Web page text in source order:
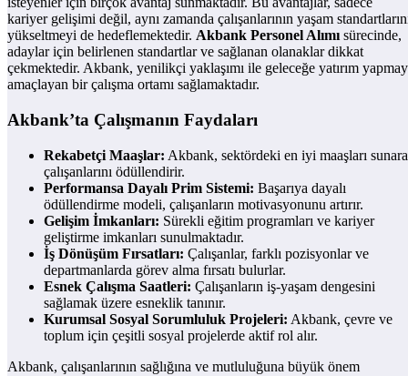
kariyer gelişimi değil, aynı zamanda çalışanlarının yaşam
yükseltmeyi de hedeflemektedir. Akbank Personel Alımı sürecinde,
adaylar için belirlenen standartlar ve sağlanan olanaklar dikkat
çekmektedir. Akbank, yenilikçi yaklaşımı ile geleceğe yatırım
amaçlayan bir çalışma ortamı sağlamaktadır.
Akbank’ta Çalışmanın Faydaları
Rekabetçi Maaşlar: Akbank, sektördeki en iyi maaşları
çalışanlarını ödüllendirir.
Performansa Dayalı Prim Sistemi: Başarıya dayalı
ödüllendirme modeli, çalışanların motivasyonunu artırır.
Gelişim İmkanları: Sürekli eğitim programları ve kariyer
geliştirme imkanları sunulmaktadır.
İş Dönüşüm Fırsatları: Çalışanlar, farklı pozisyonlar ve
departmanlarda görev alma fırsatı bulurlar.
Esnek Çalışma Saatleri: Çalışanların iş-yaşam dengesini
sağlamak üzere esneklik tanınır.
Kurumsal Sosyal Sorumluluk Projeleri: Akbank, çevre ve
toplum için çeşitli sosyal projelerde aktif rol alır.
Akbank, çalışanlarının sağlığına ve mutluluğuna büyük önem